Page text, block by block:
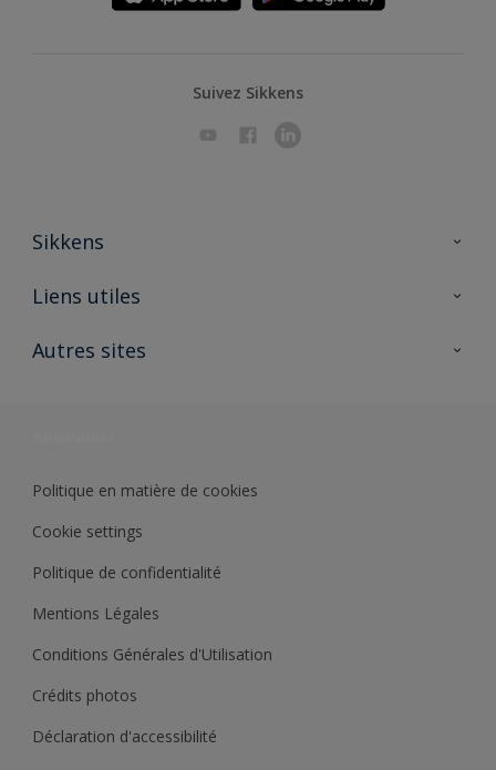
Suivez Sikkens
Sikkens
A propos de Sikkens
Liens utiles
Ouvrir un magasin PASS
Autres sites
Politique en matière de cookies
Cookie settings
Politique de confidentialité
Mentions Légales
Conditions Générales d'Utilisation
Crédits photos
Déclaration d'accessibilité